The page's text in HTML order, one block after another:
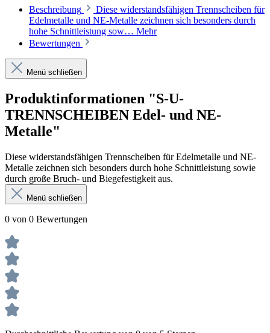
Beschreibung
Diese widerstandsfähigen Trennscheiben für
Edelmetalle und NE-Metalle zeichnen sich besonders durch
hohe Schnittleistung sow… Mehr
Bewertungen
Menü schließen
Produktinformationen "S-U-
TRENNSCHEIBEN Edel- und NE-
Metalle"
Diese widerstandsfähigen Trennscheiben für Edelmetalle und NE-
Metalle zeichnen sich besonders durch hohe Schnittleistung sowie
durch große Bruch- und Biegefestigkeit aus.
Menü schließen
0 von 0 Bewertungen